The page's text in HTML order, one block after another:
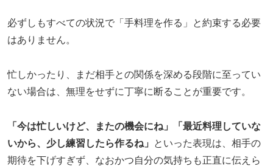
必ずしもすべての状況で「手料理を作る」と約束する必要
はありません。
忙しかったり、まだ相手との関係を深める段階に至ってい
ない場合は、無理をせずに丁寧に断ることが重要です。
「今は忙しいけど、またの機会にね」「最近料理していな
いから、少し練習したら作るね」
といった表現は、相手の
期待を下げすぎず、なおかつ自分の気持ちも正直に伝えら